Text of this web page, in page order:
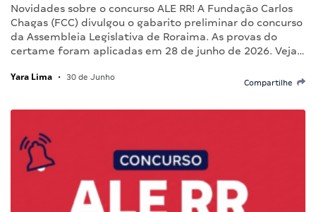
Novidades sobre o concurso ALE RR! A Fundação Carlos
Chagas (FCC) divulgou o gabarito preliminar do concurso
da Assembleia Legislativa de Roraima. As provas do
certame foram aplicadas em 28 de junho de 2026. Veja…
Yara Lima • 30 de Junho
Compartilhe